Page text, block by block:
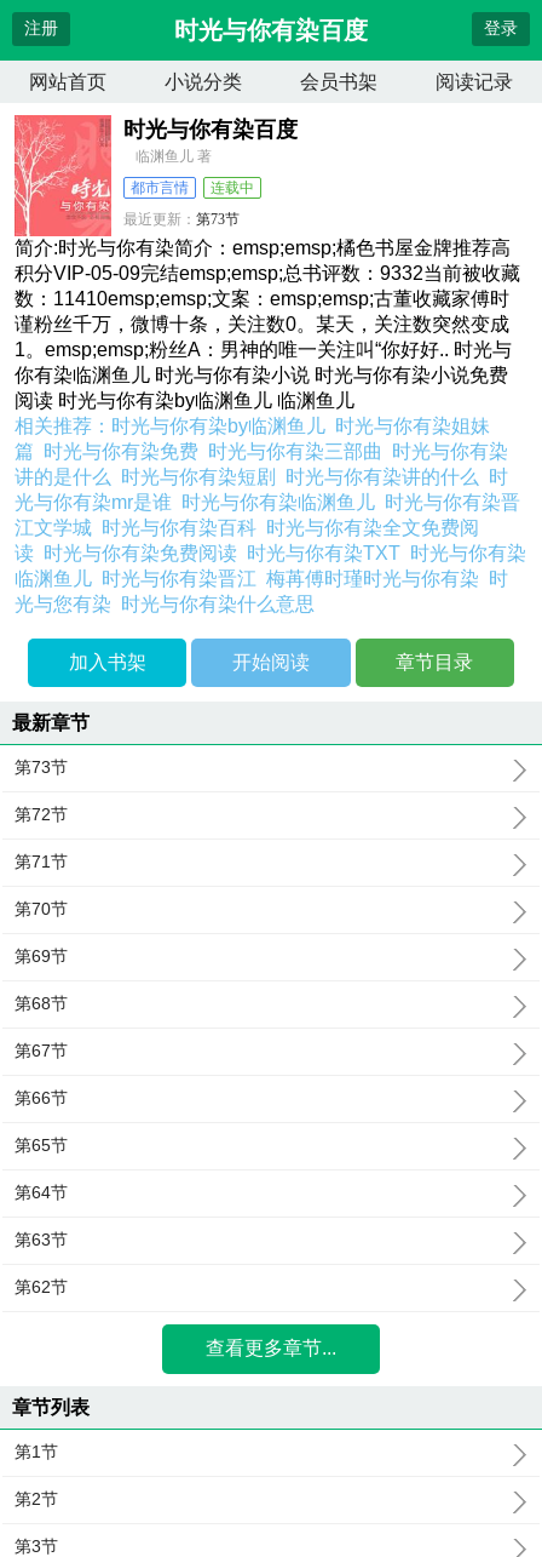
注册 时光与你有染百度 登录
网站首页 小说分类 会员书架 阅读记录
时光与你有染百度
临渊鱼儿 著
都市言情
连载中
最近更新：第73节
更新时间：2026-04-14 10:27:54
简介:时光与你有染简介：emsp;emsp;橘色书屋金牌推荐高
积分VIP-05-09完结emsp;emsp;总书评数：9332当前被收藏
数：11410emsp;emsp;文案：emsp;emsp;古董收藏家傅时
谨粉丝千万，微博十条，关注数0。某天，关注数突然变成
1。emsp;emsp;粉丝A：男神的唯一关注叫“你好好.. 时光与
你有染临渊鱼儿 时光与你有染小说 时光与你有染小说免费
阅读 时光与你有染by临渊鱼儿 临渊鱼儿
相关推荐： 时光与你有染by临渊鱼儿 时光与你有染姐妹
篇 时光与你有染免费 时光与你有染三部曲 时光与你有染
讲的是什么 时光与你有染短剧 时光与你有染讲的什么 时
光与你有染mr是谁 时光与你有染临渊鱼儿 时光与你有染晋
江文学城 时光与你有染百科 时光与你有染全文免费阅
读 时光与你有染免费阅读 时光与你有染TXT 时光与你有染
临渊鱼儿 时光与你有染晋江梅苒傅时瑾时光与你有染 时
光与您有染 时光与你有染什么意思
加入书架 开始阅读 章节目录
最新章节
第73节
第72节
第71节
第70节
第69节
第68节
第67节
第66节
第65节
第64节
第63节
第62节
查看更多章节...
章节列表
第1节
第2节
第3节